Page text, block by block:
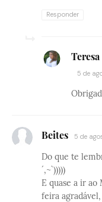
Responder
5 de
Beites 5 de
Do que te
´,~`)))))
E quase a ir ao
feira